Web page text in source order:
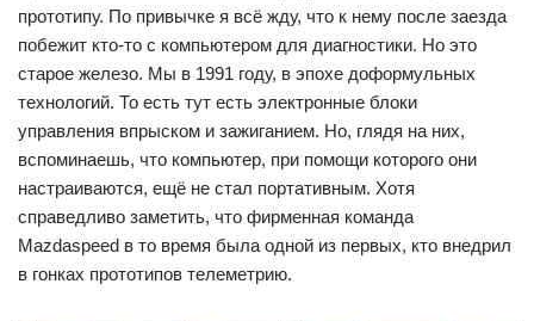
прототипу. По привычке я всё жду, что к нему после заезда
побежит кто-то с компьютером для диагностики. Но это
старое железо. Мы в 1991 году, в эпохе доформульных
технологий. То есть тут есть электронные блоки
управления впрыском и зажиганием. Но, глядя на них,
вспоминаешь, что компьютер, при помощи которого они
настраиваются, ещё не стал портативным. Хотя
справедливо заметить, что фирменная команда
Mazdaspeed в то время была одной из первых, кто внедрил
в гонках прототипов телеметрию.